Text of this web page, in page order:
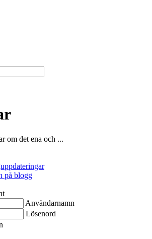
om det ena och ...
på blogg
Användarnamn
Lösenord